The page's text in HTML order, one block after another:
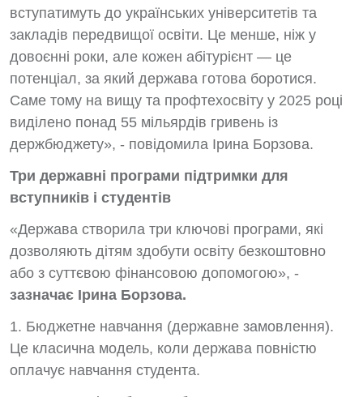
вступатимуть до українських університетів та
закладів передвищої освіти. Це менше, ніж у
довоєнні роки, але кожен абітурієнт — це
потенціал, за який держава готова боротися.
Саме тому на вищу та профтехосвіту у 2025 році
виділено понад 55 мільярдів гривень із
держбюджету», - повідомила Ірина Борзова.
Три державні програми підтримки для
вступників і студентів
«Держава створила три ключові програми, які
дозволяють дітям здобути освіту безкоштовно
або з суттєвою фінансовою допомогою», -
зазначає Ірина Борзова.
1. Бюджетне навчання (державне замовлення).
Це класична модель, коли держава повністю
оплачує навчання студента.